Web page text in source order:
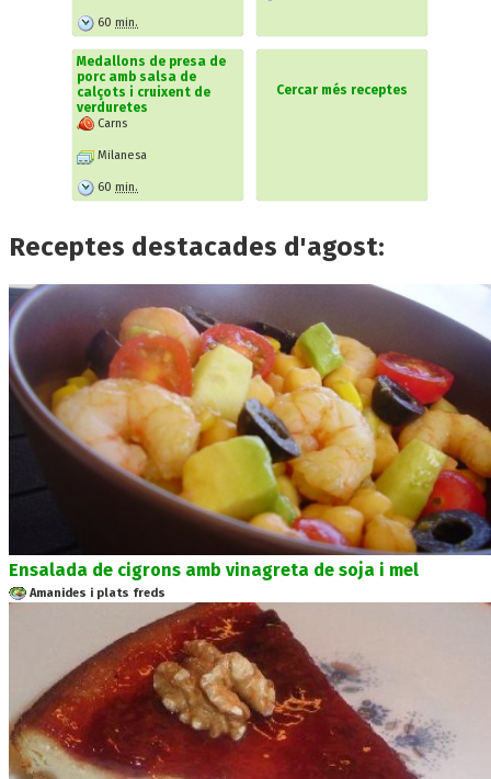
60 min.
Medallons de presa de
porc amb salsa de
calçots i cruixent de
verduretes
Carns
Milanesa
60 min.
Cercar més receptes
Receptes destacades d'agost:
Ensalada de cigrons amb vinagreta de soja i mel
Amanides i plats freds